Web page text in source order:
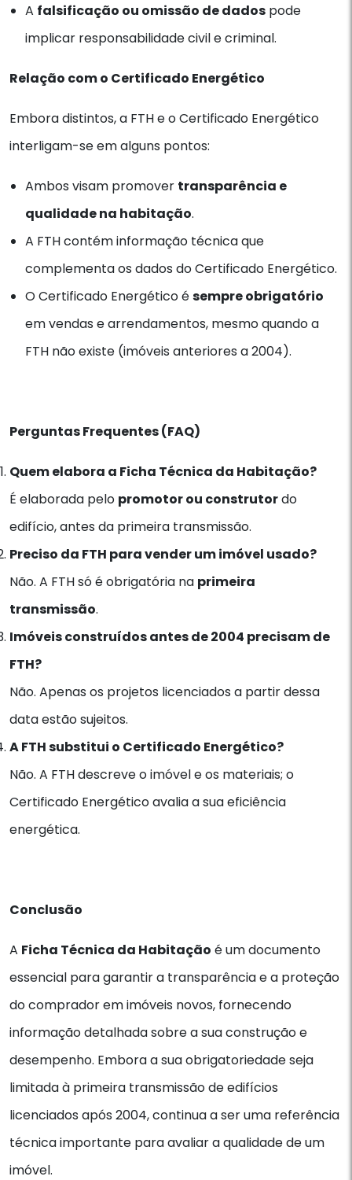
A falsificação ou omissão de dados pode
implicar responsabilidade civil e criminal.
Relação com o Certificado Energético
Embora distintos, a FTH e o Certificado Energético
interligam-se em alguns pontos:
Ambos visam promover transparência e
qualidade na habitação.
A FTH contém informação técnica que
complementa os dados do Certificado Energético.
O Certificado Energético ésempre obrigatório
em vendas e arrendamentos, mesmo quando a
FTH não existe (imóveis anteriores a 2004).
Perguntas Frequentes (FAQ)
Quem elabora a Ficha Técnica da Habitação?
É elaborada pelo promotor ou construtordo
edifício, antes da primeira transmissão.
Preciso da FTH para vender um imóvel usado?
Não. A FTH só é obrigatória na primeira
transmissão.
Imóveis construídos antes de 2004 precisam de
FTH?
Não. Apenas os projetos licenciados a partir dessa
data estão sujeitos.
A FTH substitui o Certificado Energético?
Não. A FTH descreve o imóvel e os materiais; o
Certificado Energético avalia a sua eficiência
energética.
Conclusão
A Ficha Técnica da Habitação é um documento
essencial para garantir a transparência e a proteção
do comprador em imóveis novos, fornecendo
informação detalhada sobre a sua construção e
desempenho. Embora a sua obrigatoriedade seja
limitada à primeira transmissão de edifícios
licenciados após 2004, continua a ser uma referência
técnica importante para avaliar a qualidade de um
imóvel.